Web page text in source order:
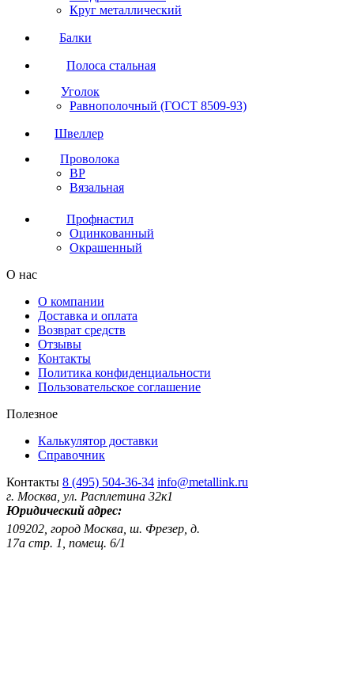
Круг металлический
Балки
Полоса стальная
Уголок
Равнополочный (ГОСТ 8509-93)
Швеллер
Проволока
ВР
Вязальная
Профнастил
Оцинкованный
Окрашенный
О нас
О компании
Доставка и оплата
Возврат средств
Отзывы
Контакты
Политика конфиденциальности
Пользовательское соглашение
Полезное
Калькулятор доставки
Справочник
Контакты 8 (495) 504-36-34 info@metallink.ru
г. Москва, ул. Расплетина 32к1
Юридический адрес:
109202, город Москва, ш. Фрезер, д.
17а стр. 1, помещ. 6/1